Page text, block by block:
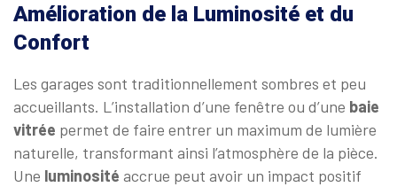
Amélioration de la Luminosité et du
Confort
Les garages sont traditionnellement sombres et peu
accueillants. L’installation d’une fenêtre ou d’une baie
vitrée permet de faire entrer un maximum de lumière
naturelle, transformant ainsi l’atmosphère de la pièce.
Une luminosité accrue peut avoir un impact positif